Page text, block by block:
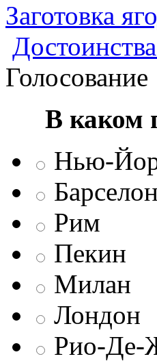
Заготовка
Голосование
В каком
Нью-
Рим
Пекин
Милан
Лондон
Рио-Де-